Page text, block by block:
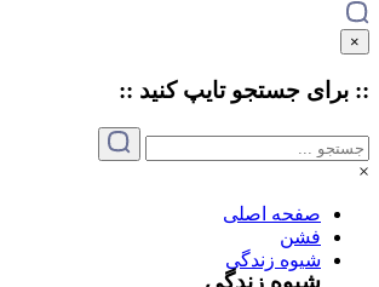
×
:: برای جستجو تایپکنید ::
×
صفحه اصلی
فشن
شیوه زندگی
شیوه زندگی